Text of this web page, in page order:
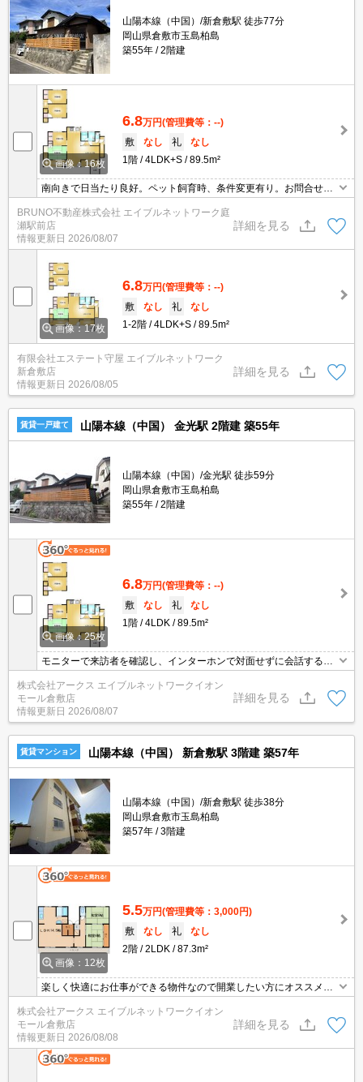
山陽本線（中国）/新倉敷駅 徒歩77分
岡山県倉敷市玉島柏島
築55年
2階建
画像：16枚
6.8万円(管理費等：--)
敷
なし 礼
なし
1階
4LDK+S 89.5m²
南向きで日当たり良好。ペット飼育時、条件変更有り。お問合せお
BRUNO不動産株式会社 エイブルネットワーク庭
瀬駅前店
情報更新日 2026/08/07
詳細を見る
画像：17枚
6.8万円(管理費等：--)
敷
なし 礼
なし
1-2階
4LDK+S 89.5m²
有限会社エステート守屋 エイブルネットワーク
新倉敷店
情報更新日 2026/08/05
詳細を見る
賃貸一戸建て 山陽本線（中国） 金光駅 2階建 築55年
山陽本線（中国）/金光駅 徒歩59分
岡山県倉敷市玉島柏島
築55年
2階建
画像：25枚
6.8万円(管理費等：--)
敷
なし 礼
なし
1階
4LDK 89.5m²
モニターで来訪者を確認し、インターホンで対面せずに会話するこ
とができます。収納はクロゼット・シューズボックスなど豊富なの
で、衣類や履き物の整理がしやすく便利です。身支度に必要となる
様々なアイテムを収納できるスペースがある洗面化粧台がありま
す。梅雨のジメジメした湿気も、エアコン付きの物件なら安心で
す。
株式会社アークス エイブルネットワークイオン
モール倉敷店
情報更新日 2026/08/07
詳細を見る
賃貸マンション 山陽本線（中国） 新倉敷駅 3階建 築57年
山陽本線（中国）/新倉敷駅 徒歩38分
岡山県倉敷市玉島柏島
築57年
3階建
画像：12枚
5.5万円(管理費等：3,000円)
敷
なし 礼
なし
2階
2LDK 87.3m²
楽しく快適にお仕事ができる物件なので開業したい方にオススメ。
間取りが2LDKでご家族で暮らす方にもオススメできます。こちら
の物件はマンションです。初期費用削減に期待できる、敷金ゼロ円
のマンションです。
株式会社アークス エイブルネットワークイオン
モール倉敷店
情報更新日 2026/08/08
詳細を見る